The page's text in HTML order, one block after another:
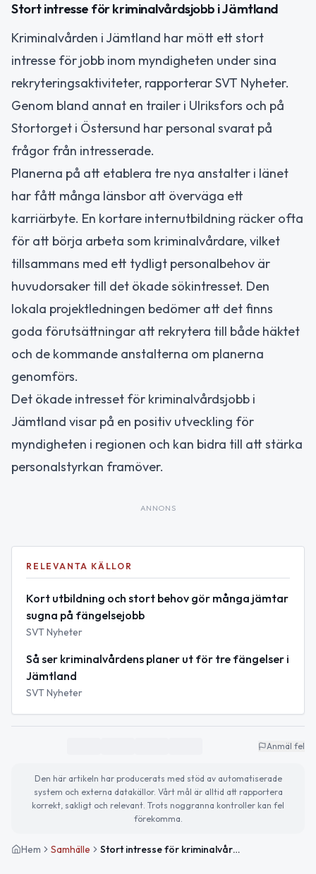
Stort intresse för kriminalvårdsjobb i Jämtland
Kriminalvården i Jämtland har mött ett stort
intresse för jobb inom myndigheten under sina
rekryteringsaktiviteter, rapporterar SVT Nyheter.
Genom bland annat en trailer i Ulriksfors och på
Stortorget i Östersund har personal svarat på
frågor från intresserade.
Planerna på att etablera tre nya anstalter i länet
har fått många länsbor att överväga ett
karriärbyte. En kortare internutbildning räcker ofta
för att börja arbeta som kriminalvårdare, vilket
tillsammans med ett tydligt personalbehov är
huvudorsaker till det ökade sökintresset. Den
lokala projektledningen bedömer att det finns
goda förutsättningar att rekrytera till både häktet
och de kommande anstalterna om planerna
genomförs.
Det ökade intresset för kriminalvårdsjobb i
Jämtland visar på en positiv utveckling för
myndigheten i regionen och kan bidra till att stärka
personalstyrkan framöver.
ANNONS
RELEVANTA KÄLLOR
Kort utbildning och stort behov gör många jämtar
sugna på fängelsejobb
SVT Nyheter
Så ser kriminalvårdens planer ut för tre fängelser i
Jämtland
SVT Nyheter
Anmäl fel
Den här artikeln har producerats med stöd av automatiserade
system och externa datakällor. Vårt mål är alltid att rapportera
korrekt, sakligt och relevant. Trots noggranna kontroller kan fel
förekomma.
Hem Samhälle Stort intresse för kriminalvårdsjobb i Jämtland tack vare kort utbildning och nya anstalter